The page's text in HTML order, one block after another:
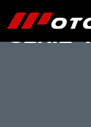
SÉRIE